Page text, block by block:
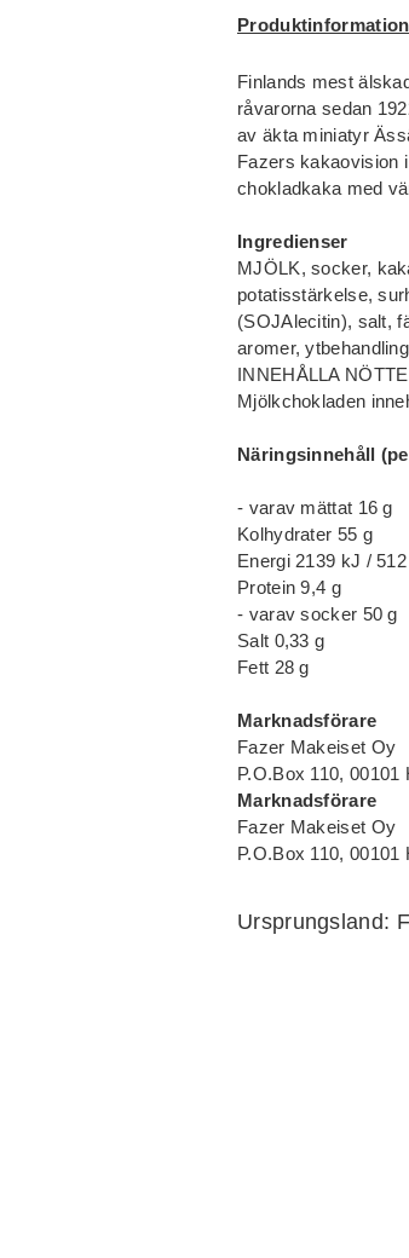
Produktinformation
Finlands mest
råvarorna sedan
av äkta miniatyr
Fazers kakaovision
chokladkaka med
Ingredienser
MJÖLK, socker,
potatisstärkelse,
(SOJAlecitin), salt,
aromer,
INNEHÅLLA
Mjölkchokladen
Näringsinnehåll
- varav mättat 16 g
Kolhydrater 55 g
Energi 2139 kJ /
Protein 9,4 g
- varav socker 50 g
Salt 0,33 g
Fett 28 g
Marknadsförare
Fazer Makeiset Oy
P.O.Box 110, 00101
Marknadsförare
Fazer Makeiset Oy
P.O.Box 110, 00101
Ursprungsland: